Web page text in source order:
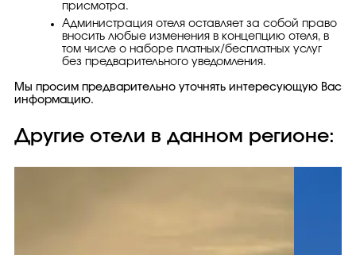
присмотра.
Администрация отеля оставляет за собой право
вносить любые изменения в концепцию отеля, в
том числе о наборе платных/бесплатных услуг
без предварительного уведомления.
Мы просим предварительно уточнять интересующую Вас
информацию.
Другие отели в данном регионе: